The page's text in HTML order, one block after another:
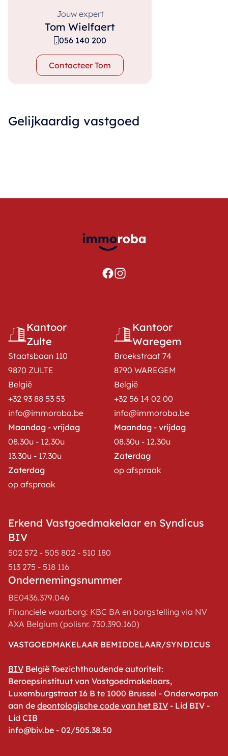
Jouw expert
Tom Wielfaert
056 140 200
Contacteer Tom
Gelijkaardig vastgoed
Kantoor
Zulte
Staatsbaan 110
9870 ZULTE
België
+32 93 88 53 53
info@immoroba.be
Maandag - vrijdag
08.30u - 12.30u
13.30u - 17.30u
Zaterdag
op afspraak
Kantoor
Waregem
Broekstraat 74
8790 WAREGEM
België
+32 56 14 02 00
info@immoroba.be
Maandag - vrijdag
08.30u - 12.30u
Zaterdag
op afspraak
Erkend Vastgoedmakelaar en Syndicus
BIV
502 572 - 505 802 - 510 180
513 275 - 518 116
Ondernemingsnummer
BE0436.379.046
Financiele waarborg: KBC BA en borgstelling via NV
AXA Belgium (polisnr. 730.390.160)
VASTGOEDMAKELAAR BEMIDDELAAR/SYNDICUS
BIV België Toezichthoudende autoriteit:
Beroepsinstituut van Vastgoedmakelaars,
Luxemburgstraat 16 B te 1000 Brussel - Onderworpen
aan de deontologische code van het BIV - Lid BIV -
Lid CIB
info@biv.be - 02/505.38.50